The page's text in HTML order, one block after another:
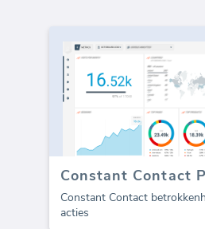
Constant Contact
Constant Contact
acties